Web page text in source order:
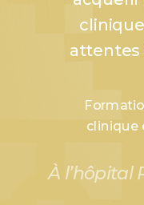
attentes
clinique
À l’hôpital